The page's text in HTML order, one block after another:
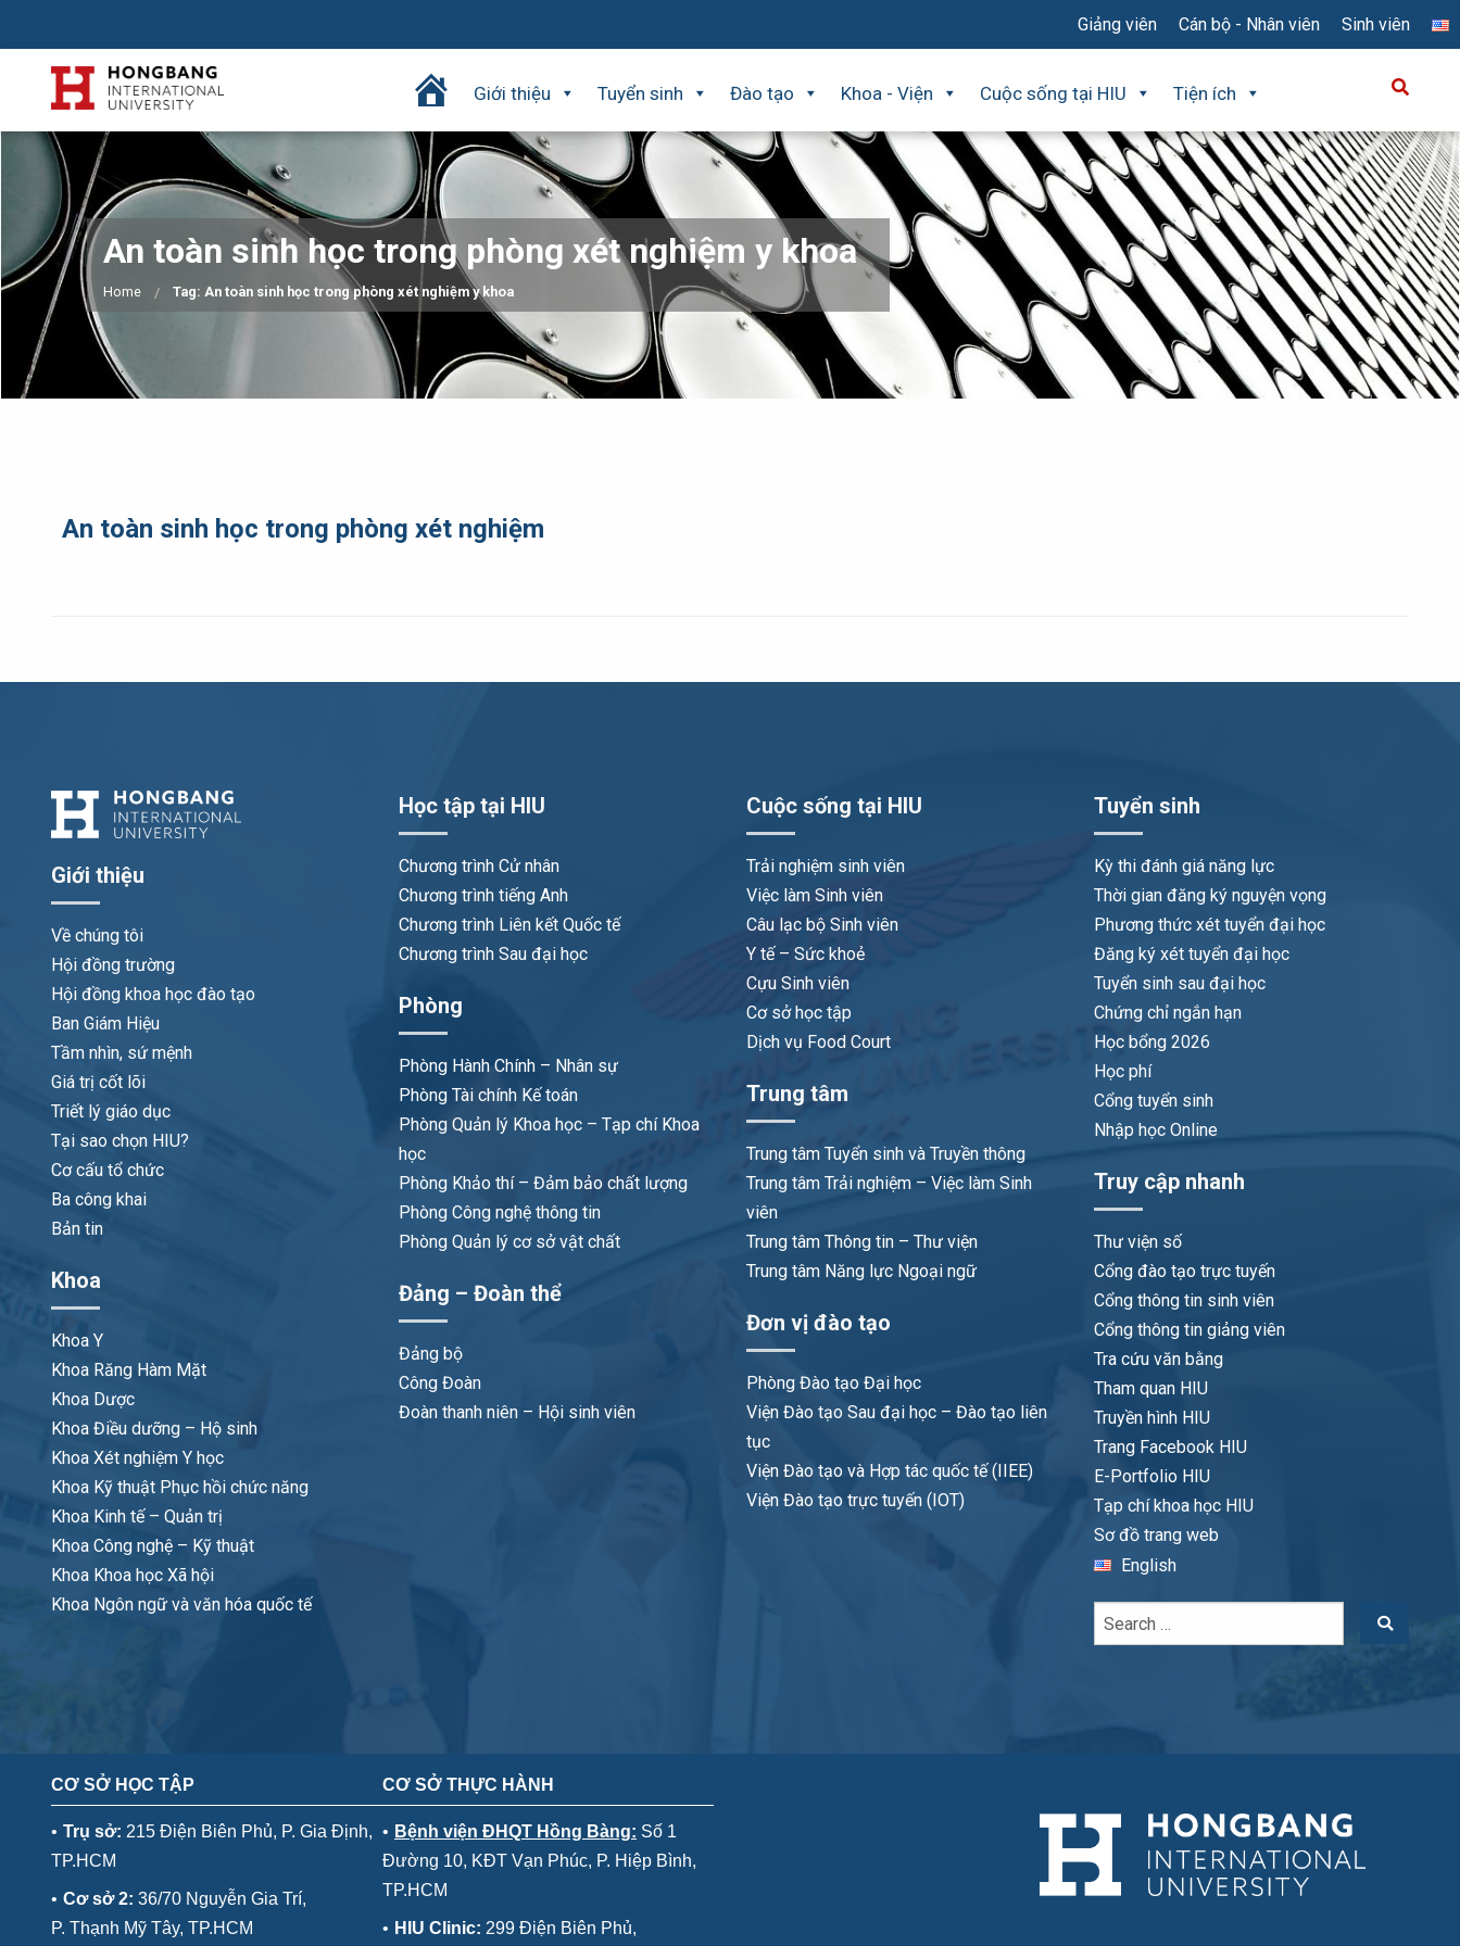
Giảng viên Cán bộ - Nhân viên Sinh viên
a
n
h
ủ
Giới thiệu Tuyển sinh Đào tạo Khoa - Viện Cuộc sống tại HIU Tiện ích
An toàn sinh học trong phòng xét nghiệm y khoa
Home Tag: An toàn sinh học trong phòng xét nghiệm y khoa
An toàn sinh học trong phòng xét nghiệm
Giới thiệu
Về chúng tôi
Hội đồng trường
Hội đồng khoa học đào tạo
Ban Giám Hiệu
Tầm nhìn, sứ mệnh
Giá trị cốt lõi
Triết lý giáo dục
Tại sao chọn HIU?
Cơ cấu tổ chức
Ba công khai
Bản tin
Khoa
Khoa Y
Khoa Răng Hàm Mặt
Khoa Dược
Khoa Điều dưỡng – Hộ sinh
Khoa Xét nghiệm Y học
Khoa Kỹ thuật Phục hồi chức năng
Khoa Kinh tế – Quản trị
Khoa Công nghệ – Kỹ thuật
Khoa Khoa học Xã hội
Khoa Ngôn ngữ và văn hóa quốc tế
Học tập tại HIU
Chương trình Cử nhân
Chương trình tiếng Anh
Chương trình Liên kết Quốc tế
Chương trình Sau đại học
Phòng
Phòng Hành Chính – Nhân sự
Phòng Tài chính Kế toán
Phòng Quản lý Khoa học – Tạp chí Khoa
học
Phòng Khảo thí – Đảm bảo chất lượng
Phòng Công nghệ thông tin
Phòng Quản lý cơ sở vật chất
Đảng – Đoàn thể
Đảng bộ
Công Đoàn
Đoàn thanh niên – Hội sinh viên
Cuộc sống tại HIU
Trải nghiệm sinh viên
Việc làm Sinh viên
Câu lạc bộ Sinh viên
Y tế – Sức khoẻ
Cựu Sinh viên
Cơ sở học tập
Dịch vụ Food Court
Trung tâm
Trung tâm Tuyển sinh và Truyền thông
Trung tâm Trải nghiệm – Việc làm Sinh
viên
Trung tâm Thông tin – Thư viện
Trung tâm Năng lực Ngoại ngữ
Đơn vị đào tạo
Phòng Đào tạo Đại học
Viện Đào tạo Sau đại học – Đào tạo liên
tục
Viện Đào tạo và Hợp tác quốc tế (IIEE)
Viện Đào tạo trực tuyến (IOT)
Tuyển sinh
Kỳ thi đánh giá năng lực
Thời gian đăng ký nguyện vọng
Phương thức xét tuyển đại học
Đăng ký xét tuyển đại học
Tuyển sinh sau đại học
Chứng chỉ ngắn hạn
Học bổng 2026
Học phí
Cổng tuyển sinh
Nhập học Online
Truy cập nhanh
Thư viện số
Cổng đào tạo trực tuyến
Cổng thông tin sinh viên
Cổng thông tin giảng viên
Tra cứu văn bằng
Tham quan HIU
Truyền hình HIU
Trang Facebook HIU
E-Portfolio HIU
Tạp chí khoa học HIU
Sơ đồ trang web
English
CƠ SỞ HỌC TẬP
• Trụ sở: 215 Điện Biên Phủ, P. Gia Định,
TP.HCM
• Cơ sở 2: 36/70 Nguyễn Gia Trí,
P. Thạnh Mỹ Tây, TP.HCM
CƠ SỞ THỰC HÀNH
• Bệnh viện ĐHQT Hồng Bàng: Số 1
Đường 10, KĐT Vạn Phúc, P. Hiệp Bình,
TP.HCM
• HIU Clinic: 299 Điện Biên Phủ,